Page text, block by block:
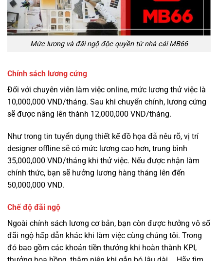
Mức lương và đãi ngộ độc quyền từ nhà cái MB66
Chính sách lương cứng
Đối với chuyên viên làm việc online, mức lương thử việc là
10,000,000 VND/tháng. Sau khi chuyển chính, lương cứng
sẽ được nâng lên thành 12,000,000 VND/tháng.
Như trong tin tuyển dụng thiết kế đồ họa đã nêu rõ, vị trí
designer offline sẽ có mức lương cao hơn, trung bình
35,000,000 VND/tháng khi thử việc. Nếu được nhận làm
chính thức, bạn sẽ hưởng lương hàng tháng lên đến
50,000,000 VND.
Chế độ đãi ngộ
Ngoài chính sách lương cơ bản, bạn còn được hưởng vô số
đãi ngộ hấp dẫn khác khi làm việc cùng chúng tôi. Trong
đó bao gồm các khoản tiền thưởng khi hoàn thành KPI,